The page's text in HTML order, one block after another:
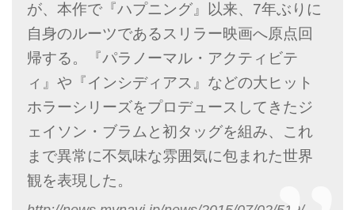
が、本作で『ハプニング』以来、7年ぶりに
自身のルーツであるスリラー映画へ原点回
帰する。『パラノーマル・アクティビテ
ィ』や『インシディアス』などの大ヒット
ホラーシリーズをプロデュースしてきたジ
ェイソン・ブラムと初タッグを組み、これ
まで異常に不気味な雰囲気に包まれた世界
観を表現した。